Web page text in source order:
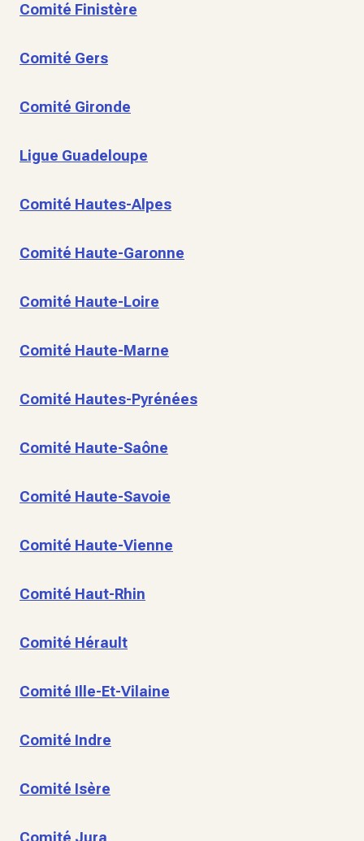
Comité Finistère
Comité Gers
Comité Gironde
Ligue Guadeloupe
Comité Hautes-Alpes
Comité Haute-Garonne
Comité Haute-Loire
Comité Haute-Marne
Comité Hautes-Pyrénées
Comité Haute-Saône
Comité Haute-Savoie
Comité Haute-Vienne
Comité Haut-Rhin
Comité Hérault
Comité Ille-Et-Vilaine
Comité Indre
Comité Isère
Comité Jura